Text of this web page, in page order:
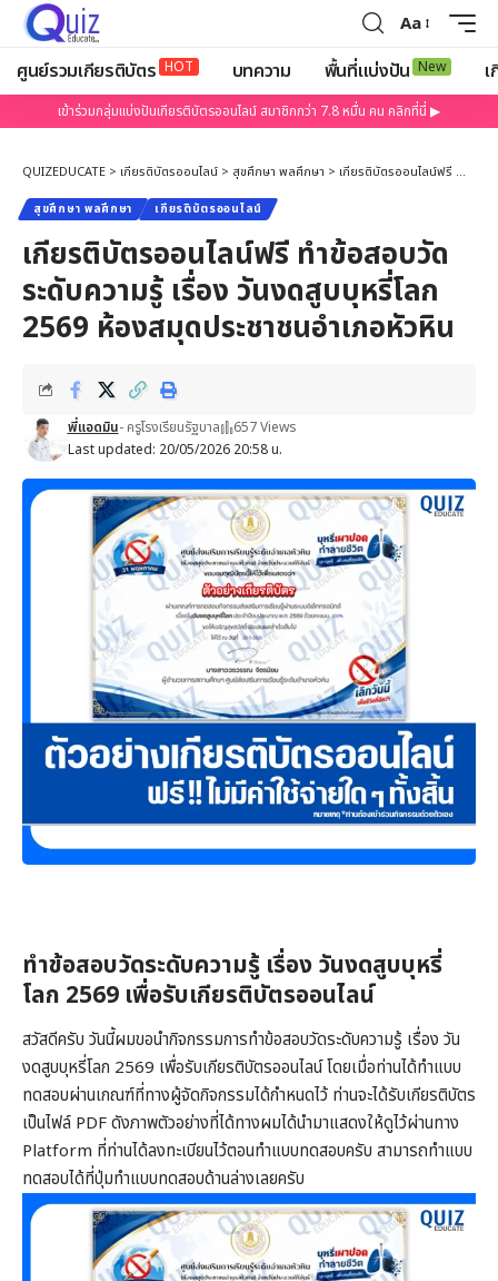
Aa
ศูนย์รวมเกียรติบัตร HOT บทความ พื้นที่แบ่งปัน New
เข้าร่วมกลุ่มแบ่งปันเกียรติบัตรออนไลน์ สมาชิกกว่า 7.8 หมื่น คน คลิกที่นี่ ▶
QUIZEDUCATE > เกียรติบัตรออนไลน์ > สุขศึกษา พลศึกษา > เกียรติบัตรออนไลน์ฟรี ทำข้อสอบวัดระดับความรู้ เรื่อง วันงดสูบบุหรี่โลก 2569 ห้องสมุดประชาชนอำเภอหัวหิน
สุขศึกษา พลศึกษา เกียรติบัตรออนไลน์
เกียรติบัตรออนไลน์ฟรี ทำข้อสอบวัด
ระดับความรู้ เรื่อง วันงดสูบบุหรี่โลก
2569 ห้องสมุดประชาชนอำเภอหัวหิน
Last updated: 20/05/2026 20:58 น.
พี่แอดมิน- ครูโรงเรียนรัฐบาล 657 Views
ทำข้อสอบวัดระดับความรู้ เรื่อง วันงดสูบบุหรี่
โลก 2569 เพื่อรับเกียรติบัตรออนไลน์
สวัสดีครับ วันนี้ผมขอนำกิจกรรมการทำข้อสอบวัดระดับความรู้ เรื่อง วัน
งดสูบบุหรี่โลก 2569 เพื่อรับเกียรติบัตรออนไลน์ โดยเมื่อท่านได้ทำแบบ
ทดสอบผ่านเกณฑ์ที่ทางผู้จัดกิจกรรมได้กำหนดไว้ ท่านจะได้รับเกียรติบัตร
เป็นไฟล์ PDF ดังภาพตัวอย่างที่ได้ทางผมได้นำมาแสดงให้ดูไว้ผ่านทาง
Platform ที่ท่านได้ลงทะเบียนไว้ตอนทำแบบทดสอบครับ สามารถทำแบบ
ทดสอบได้ที่ปุ่มทำแบบทดสอบด้านล่างเลยครับ